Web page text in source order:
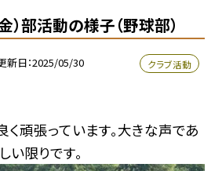
）部活動の様子（野球部）
新日 2025/05/30 クラブ活動
頑張っています。大きな声であ
い限りです。